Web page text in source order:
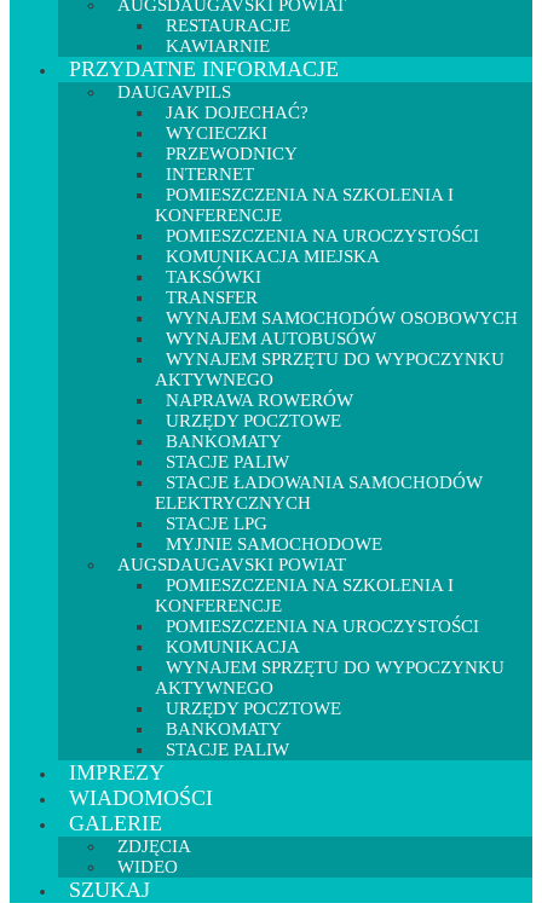
AUGSDAUGAVSKI POWIAT
RESTAURACJE
KAWIARNIE
PRZYDATNE INFORMACJE
DAUGAVPILS
JAK DOJECHAĆ?
WYCIECZKI
PRZEWODNICY
INTERNET
POMIESZCZENIA NA SZKOLENIA I
KONFERENCJE
POMIESZCZENIA NA UROCZYSTOŚCI
KOMUNIKACJA MIEJSKA
TAKSÓWKI
TRANSFER
WYNAJEM SAMOCHODÓW OSOBOWYCH
WYNAJEM AUTOBUSÓW
WYNAJEM SPRZĘTU DO WYPOCZYNKU
AKTYWNEGO
NAPRAWA ROWERÓW
URZĘDY POCZTOWE
BANKOMATY
STACJE PALIW
STACJE ŁADOWANIA SAMOCHODÓW
ELEKTRYCZNYCH
STACJE LPG
MYJNIE SAMOCHODOWE
AUGSDAUGAVSKI POWIAT
POMIESZCZENIA NA SZKOLENIA I
KONFERENCJE
POMIESZCZENIA NA UROCZYSTOŚCI
KOMUNIKACJA
WYNAJEM SPRZĘTU DO WYPOCZYNKU
AKTYWNEGO
URZĘDY POCZTOWE
BANKOMATY
STACJE PALIW
IMPREZY
WIADOMOŚCI
GALERIE
ZDJĘCIA
WIDEO
SZUKAJ